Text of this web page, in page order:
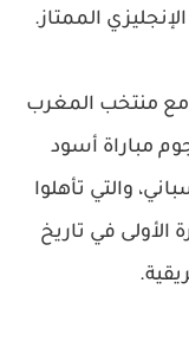
الممتاز.
مع منتخب المغرب
أبرز نجوم مباراة أسود
والتي تأهلوا
الأولى في تاريخ